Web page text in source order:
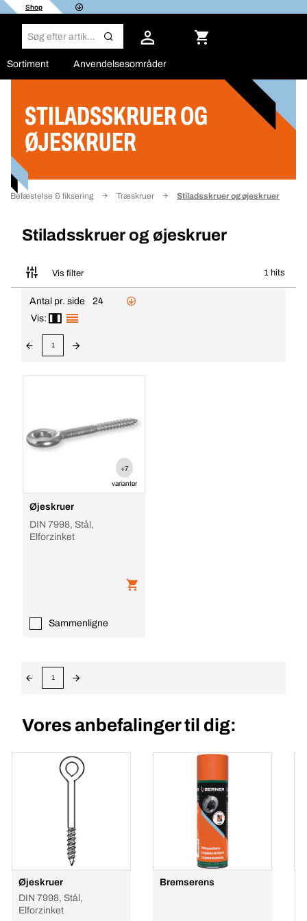
Shop
Sortiment Anvendelsesområder
STILADSSKRUER OG
ØJESKRUER
Befæstelse & fiksering Træskruer Stiladsskruer og øjeskruer
Stiladsskruer og øjeskruer
Vis filter 1 hits
Filter
Antal pr. side
24
Vis:
1
+7
varianter
Øjeskruer
DIN 7998, Stål,
Elforzinket
Sammenligne
1
Vores anbefalinger til dig:
Øjeskruer
DIN 7998, Stål,
Elforzinket
Bremserens